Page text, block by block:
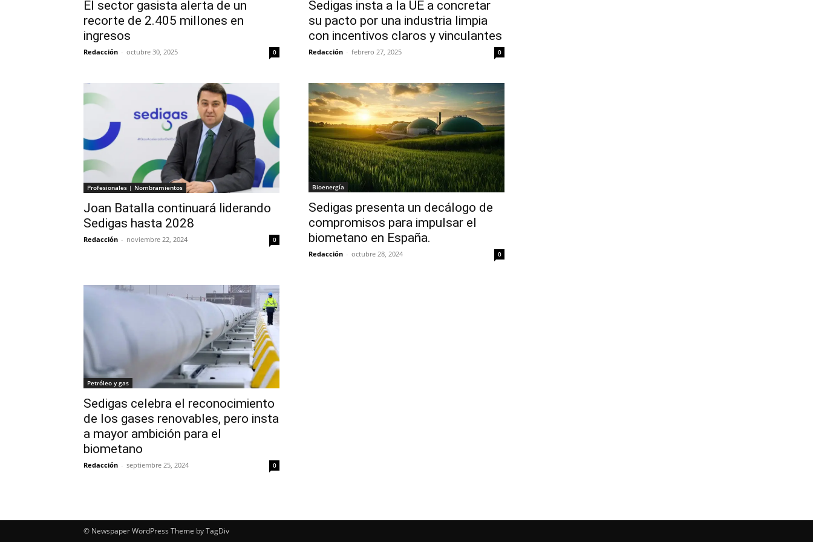
El sector gasista alerta de un
recorte de 2.405 millones en
ingresos
Redacción - octubre 30, 2025 0
Sedigas insta a la UE a concretar
su pacto por una industria limpia
con incentivos claros y vinculantes
Redacción - febrero 27, 2025 0
Profesionales | Nombramientos
Joan Batalla continuará liderando
Sedigas hasta 2028
Redacción - noviembre 22, 2024 0
Bioenergía
Sedigas presenta un decálogo de
compromisos para impulsar el
biometano en España.
Redacción - octubre 28, 2024 0
Petróleo y gas
Sedigas celebra el reconocimiento
de los gases renovables, pero insta
a mayor ambición para el
biometano
Redacción - septiembre 25, 2024 0
© Newspaper WordPress Theme by TagDiv